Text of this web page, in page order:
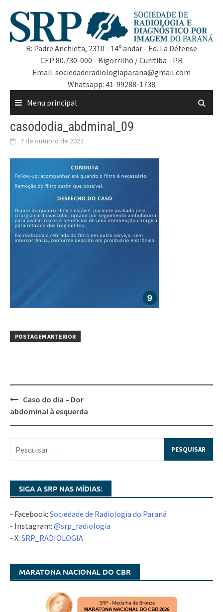
R: Padre Anchieta, 2310 - 14º andar - Ed. La Défense
CEP 80.730-000 - Bigorrilho / Curitiba - PR
Email: sociedaderadiologiaparana@gmail.com
Whatsapp: 41-99288-1738
Menu principal
casododia_abdminal_09
7 de outubro de 2022
POSTAGEM ANTERIOR
Caso do dia – Dor
abdominal à esquerda
SIGA A SRP NAS MÍDIAS:
- Facebook: Sociedade de Radiologia do Paraná
- Instagram: @srp_radiologia
- X: SRP_RADIOLOGIA
MARATONA NACIONAL DO CBR